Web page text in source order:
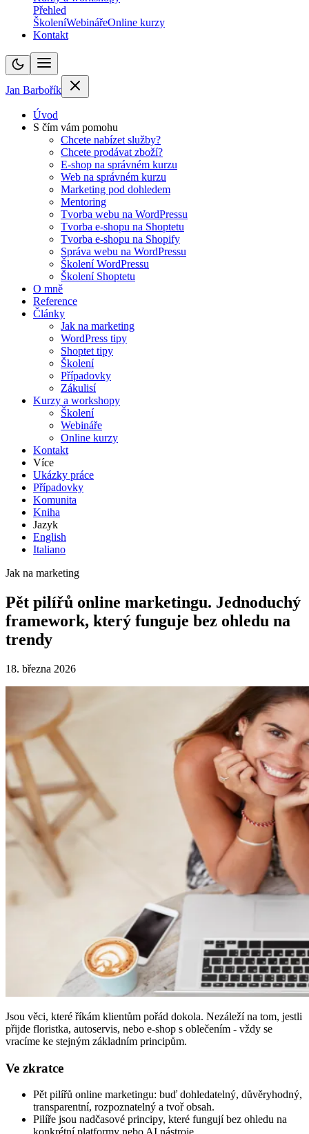
Přehled
ŠkoleníWebinářeOnline kurzy
Kontakt
Jan Barbořík
Úvod
S čím vám pomohu
Chcete nabízet služby?
Chcete prodávat zboží?
E-shop na správném kurzu
Web na správném kurzu
Marketing pod dohledem
Mentoring
Tvorba webu na WordPressu
Tvorba e-shopu na Shoptetu
Tvorba e-shopu na Shopify
Správa webu na WordPressu
Školení WordPressu
Školení Shoptetu
O mně
Reference
Články
Jak na marketing
WordPress tipy
Shoptet tipy
Školení
Případovky
Zákulisí
Kurzy a workshopy
Školení
Webináře
Online kurzy
Kontakt
Více
Ukázky práce
Případovky
Komunita
Kniha
Jazyk
English
Italiano
Jak na marketing
Pět pilířů online marketingu. Jednoduchý
framework, který funguje bez ohledu na
trendy
18. března 2026
Jsou věci, které říkám klientům pořád dokola. Nezáleží na tom, jestli
přijde floristka, autoservis, nebo e-shop s oblečením - vždy se
vracíme ke stejným základním principům.
Ve zkratce
Pět pilířů online marketingu: buď dohledatelný, důvěryhodný,
transparentní, rozpoznatelný a tvoř obsah.
Pilíře jsou nadčasové principy, které fungují bez ohledu na